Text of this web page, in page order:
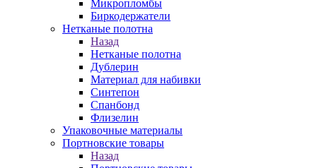
Микропломбы
Биркодержатели
Нетканые полотна
Назад
Нетканые полотна
Дублерин
Материал для набивки
Синтепон
Спанбонд
Флизелин
Упаковочные материалы
Портновские товары
Назад